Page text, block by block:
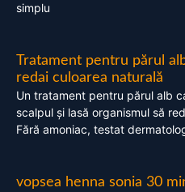
simplu
Tratament pentru părul
redai culoarea naturală
Un tratament pentru părul alb
scalpul și lasă organismul să
Fără amoniac, testat
vopsea henna sonia 30